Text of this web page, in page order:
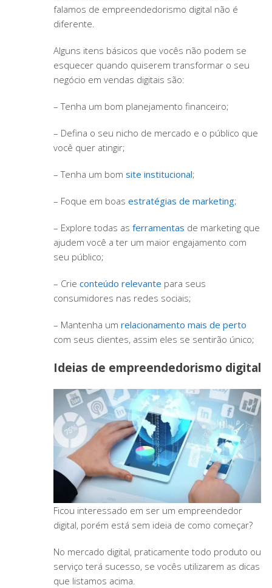
falamos de empreendedorismo digital não é
diferente.
Alguns itens básicos que vocês não podem se
esquecer quando quiserem transformar o seu
negócio em vendas digitais são:
– Tenha um bom planejamento financeiro;
– Defina o seu nicho de mercado e o público que
você quer atingir;
– Tenha um bom site institucional;
– Foque em boas estratégias de marketing;
– Explore todas as ferramentas de marketing que
ajudem você a ter um maior engajamento com
seu público;
– Crie conteúdo relevante para seus
consumidores nas redes sociais;
– Mantenha um relacionamento mais de perto
com seus clientes, assim eles se sentirão único;
Ideias de empreendedorismo digital
Ficou interessado em ser um empreendedor
digital, porém está sem ideia de como começar?
No mercado digital, praticamente todo produto ou
serviço terá sucesso, se vocês utilizarem as dicas
que listamos acima.